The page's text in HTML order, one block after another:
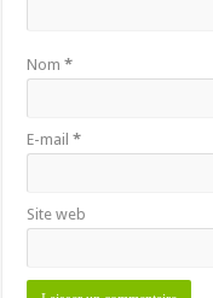
Nom*
E-mail*
Site web